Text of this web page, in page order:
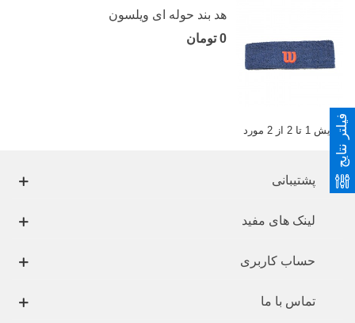
هد بند حوله ای ویلسون
0 تومان
نمایش 1 تا 2 از 2 مورد
پشتیبانی
لینک های مفید
حساب کاربری
تماس با ما
فیلتر نتایج